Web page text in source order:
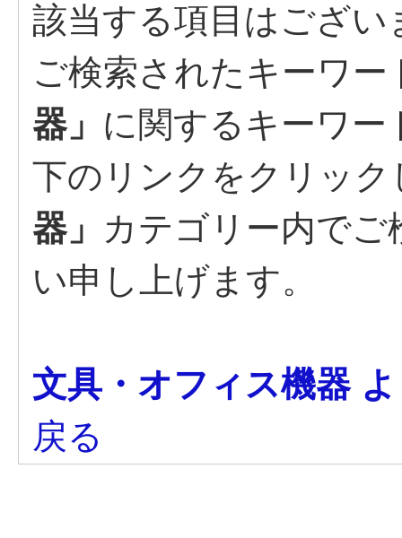
該当する項目はござい
ご検索されたキーワー
器」 に関するキーワー
下のリンクをクリック
器」
カテゴリー内で
い申し上げます。
文具・オフィス機器
戻る